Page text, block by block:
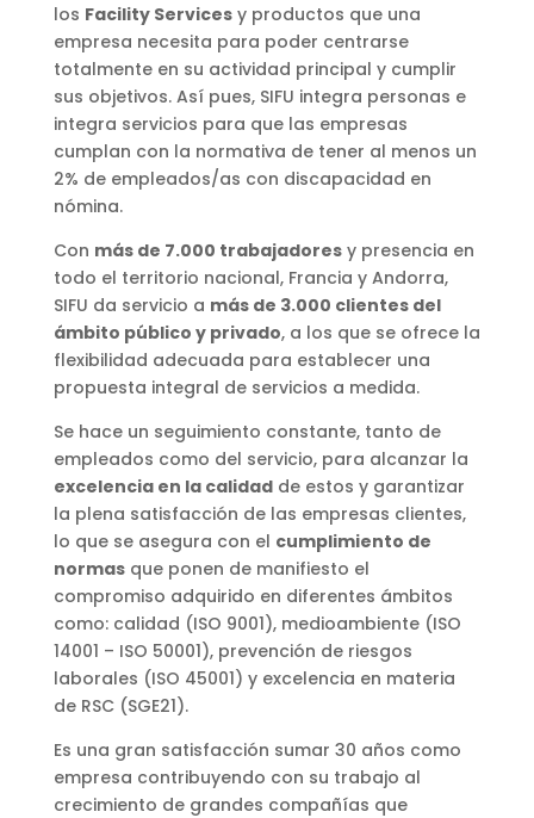
los Facility Servicesy productos que una
empresa necesita para poder centrarse
totalmente en su actividad principal y cumplir
sus objetivos. Así pues, SIFU integra personas e
integra servicios para que las empresas
cumplan con la normativa de tener al menos un
2% de empleados/as con discapacidad en
nómina.
Con más de 7.000 trabajadoresy presencia en
todo el territorio nacional, Francia y Andorra,
SIFU da servicio a más de 3.000 clientes del
ámbito público y privado, a los que se ofrece la
flexibilidad adecuada para establecer una
propuesta integral de servicios a medida.
Se hace un seguimiento constante, tanto de
empleados como del servicio, para alcanzar la
excelencia en la calidadde estos y garantizar
la plena satisfacción de las empresas clientes,
lo que se asegura con el cumplimiento de
normasque ponen de manifiesto el
compromiso adquirido en diferentes ámbitos
como: calidad (ISO 9001), medioambiente (ISO
14001 – ISO 50001), prevención de riesgos
laborales (ISO 45001) y excelencia en materia
de RSC (SGE21).
Es una gran satisfacción sumar 30 años como
empresa contribuyendo con su trabajo al
crecimiento de grandes compañías que